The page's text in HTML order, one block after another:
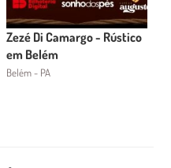
Zezé Di Camargo - Rústico
em Belém
Belém - PA